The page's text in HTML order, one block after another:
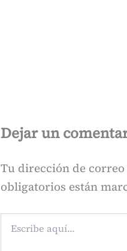
Dejar un
Tu dirección de
obligatorios están
aquí...